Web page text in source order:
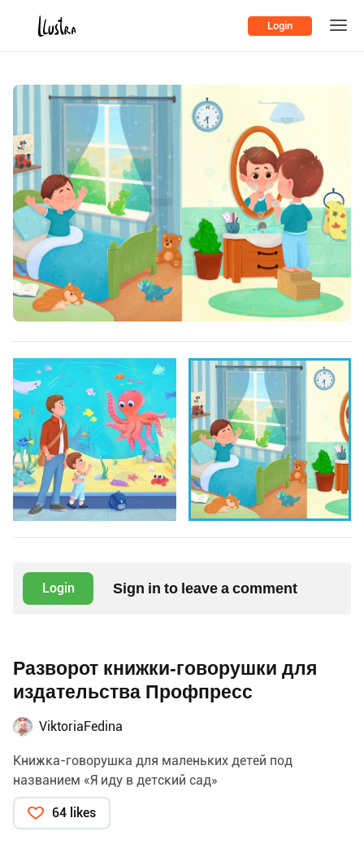
Login
Login Sign in to leave a comment
Разворот книжки-говорушки для
издательства Профпресс
ViktoriaFedina
Книжка-говорушка для маленьких детей под
названием «Я иду в детский сад»
64 likes